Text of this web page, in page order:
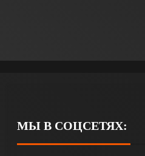
МЫ В СОЦСЕТЯХ: